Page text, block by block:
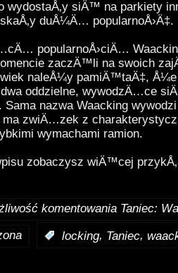
siÄ™ na parkiety
duÅ¼Ä… popularnoÅ›Ä‡.
popularnoÅ›ciÄ…
zaczÄ™li na swoich
naleÅ¼y pamiÄ™taÄ‡, Å¼e
oddzielne, wywodzÄ…ce
Sama nazwa Waacking
ma zwiÄ…zek z
wymachami ramion.
zobaczysz wiÄ™cej
komentowania Taniec:
locking, Taniec,